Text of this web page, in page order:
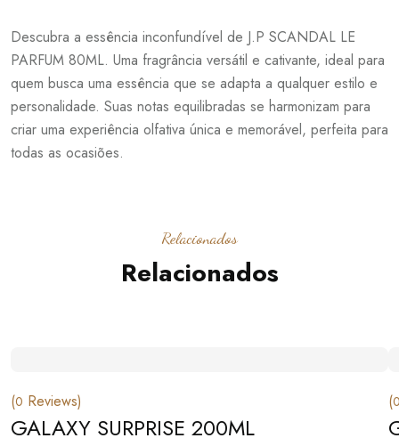
Descubra a essência inconfundível de J.P SCANDAL LE
PARFUM 80ML. Uma fragrância versátil e cativante, ideal para
quem busca uma essência que se adapta a qualquer estilo e
personalidade. Suas notas equilibradas se harmonizam para
criar uma experiência olfativa única e memorável, perfeita para
todas as ocasiões.
Relacionados
Relacionados
(0 Reviews)
GALAXY SURPRISE 200ML
(